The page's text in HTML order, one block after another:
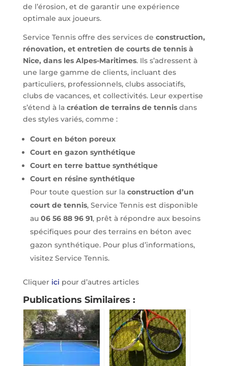
de l’érosion, et de garantir une expérience
optimale aux joueurs.
Service Tennis offre des services de construction,
rénovation, et entretien de courts de tennis à
Nice, dans les Alpes-Maritimes. Ils s’adressent à
une large gamme de clients, incluant des
particuliers, professionnels, clubs associatifs,
clubs de vacances, et collectivités. Leur expertise
s’étend à la création de terrains de tennis dans
des styles variés, comme :
Court en béton poreux
Court en gazon synthétique
Court en terre battue synthétique
Court en résine synthétique
Pour toute question sur la construction d’un
court de tennis, Service Tennis est disponible
au 06 56 88 96 91, prêt à répondre aux besoins
spécifiques pour des terrains en béton avec
gazon synthétique. Pour plus d’informations,
visitez Service Tennis.
Cliquer ici pour d’autres articles
Publications Similaires :